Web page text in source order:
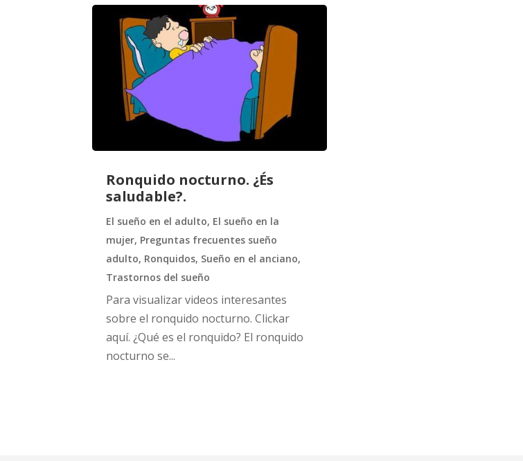
Ronquido nocturno. ¿És
saludable?.
El sueño en el adulto, El sueño en la
mujer, Preguntas frecuentes sueño
adulto, Ronquidos, Sueño en el anciano,
Trastornos del sueño
Para visualizar videos interesantes
sobre el ronquido nocturno. Clickar
aquí. ¿Qué es el ronquido? El ronquido
nocturno se...